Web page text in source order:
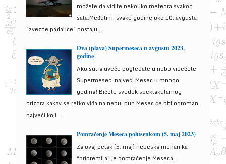
možete da vidite nekoliko meteora svakog
sata.Međutim, svake godine oko 10. avgusta
"zvezde padalice" postaju ...
Dva (plava) Supermeseca u avgustu 2023.
godine
Ako sutra uveče pogledate u nebo videćete
Supermesec, najveći Mesec u mnogo
godina! Bićete svedok spektakularnog
prizora kakav se retko viđa na nebu, pun Mesec će biti ogroman,
najveći koji ...
Pomračenje Meseca polusenkom (5. maj 2023)
Za ovaj petak (5. maj) nebeska mehanika
“pripremila” je pomračenje Meseca,